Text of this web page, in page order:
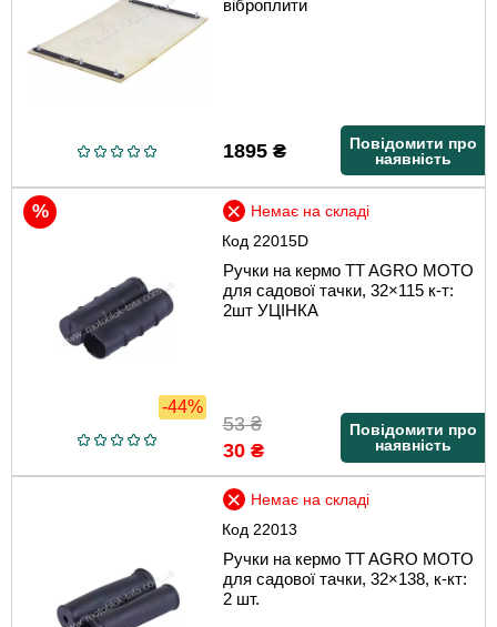
віброплити
1895₴
Повідомити про
наявність
Код 22015D
-44%
Немає на складі
Ручки на кермо TT AGRO MOTO
для садової тачки, 32×115 к-т:
2шт УЦІНКА
30₴
53₴
Повідомити про
наявність
Код 22013
Немає на складі
Ручки на кермо TT AGRO MOTO
для садової тачки, 32×138, к-кт:
2 шт.